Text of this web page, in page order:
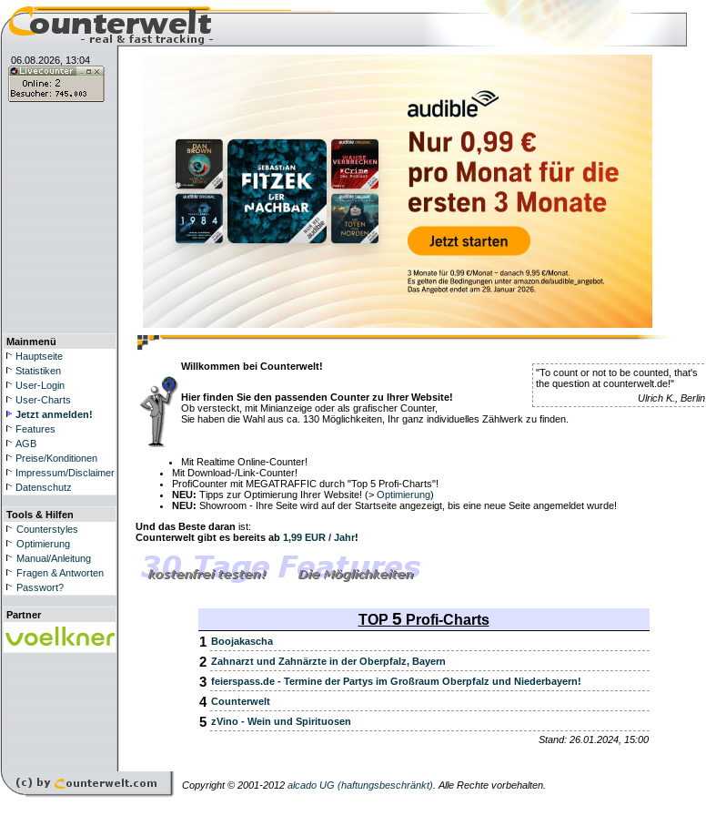
06.08.2026, 13:04
Mainmenü
Hauptseite
Statistiken
User-Login
User-Charts
Jetzt anmelden!
Features
AGB
Preise/Konditionen
Impressum/Disclaimer
Datenschutz
Tools & Hilfen
Counterstyles
Optimierung
Manual/Anleitung
Fragen & Antworten
Passwort?
Partner
"To count or not to be counted, that's
the question at counterwelt.de!"
Ulrich K., Berlin
Willkommen bei Counterwelt!
Hier finden Sie den passenden Counter zu Ihrer Website!
Ob versteckt, mit Minianzeige oder als grafischer Counter,
Sie haben die Wahl aus ca. 130 Möglichkeiten, Ihr ganz individuelles Zählwerk zu finden.
Mit Realtime Online-Counter!
Mit Download-/Link-Counter!
ProfiCounter mit MEGATRAFFIC durch "Top 5 Profi-Charts"!
NEU: Tipps zur Optimierung Ihrer Website! (> Optimierung)
NEU: Showroom - Ihre Seite wird auf der Startseite angezeigt, bis eine neue Seite angemeldet wurde!
Und das Beste daran ist:
Counterwelt gibt es bereits ab 1,99 EUR / Jahr!
TOP 5 Profi-Charts
1 Boojakascha
2 Zahnarzt und Zahnärzte in der Oberpfalz, Bayern
3 feierspass.de - Termine der Partys im Großraum Oberpfalz und Niederbayern!
4 Counterwelt
5 zVino - Wein und Spirituosen
Stand: 26.01.2024, 15:00
Copyright © 2001-2012 alcado UG (haftungsbeschränkt) . Alle Rechte vorbehalten.